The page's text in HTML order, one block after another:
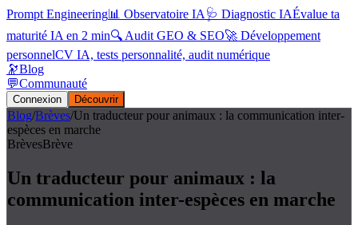
Prompt Engineering📊 Observatoire IA 🩺 Diagnostic IAÉvalue ta
maturité IA en 2 min🔍 Audit GEO & SEO🚀 Développement
personnelCV IA, tests personnalité, audit numérique
🔭Blog
💬Communauté
Connexion Découvrir
Blog/Brèves/Un traducteur pour animaux : la communication inter-
espèces en marche
BrèvesBrève
Un traducteur pour animaux : la
communication inter-espèces en marche